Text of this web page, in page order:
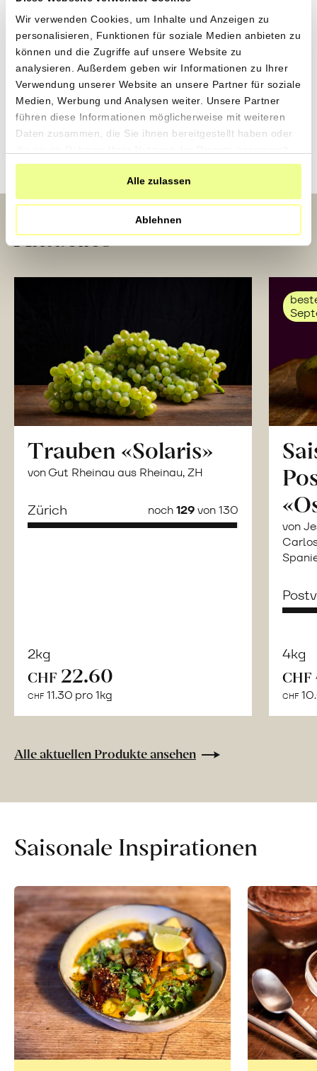
Wir verwenden Cookies, um Inhalte und Anzeigen zu
personalisieren, Funktionen für soziale Medien anbieten zu
können und die Zugriffe auf unsere Website zu
analysieren. Außerdem geben wir Informationen zu Ihrer
Verwendung unserer Website an unsere Partner für soziale
Medien, Werbung und Analysen weiter. Unsere Partner
führen diese Informationen möglicherweise mit weiteren
Daten zusammen, die Sie ihnen bereitgestellt haben oder
haben.
Alle zulassen
Ablehnen
Kaffee, Wein & Schokolade
Säfte
Gewürze
Frische Früchte & Gemüse
Aktuelles
Trauben «Solaris»
von Gut Rheinau aus Rheinau, ZH
Zürich noch129von 130
2kg
CHF 22.60
CHF 11.30 pro 1kg
ohne
erfahren
von
4kg
CHF
CHF
Alle aktuellen Produkte ansehen
Saisonale Inspirationen